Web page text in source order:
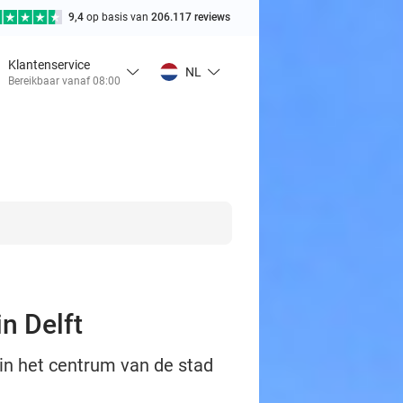
9,4 op basis van 206.117 reviews
Klantenservice
Bereikbaar vanaf 08:00
NL
Delft
het centrum van de stad